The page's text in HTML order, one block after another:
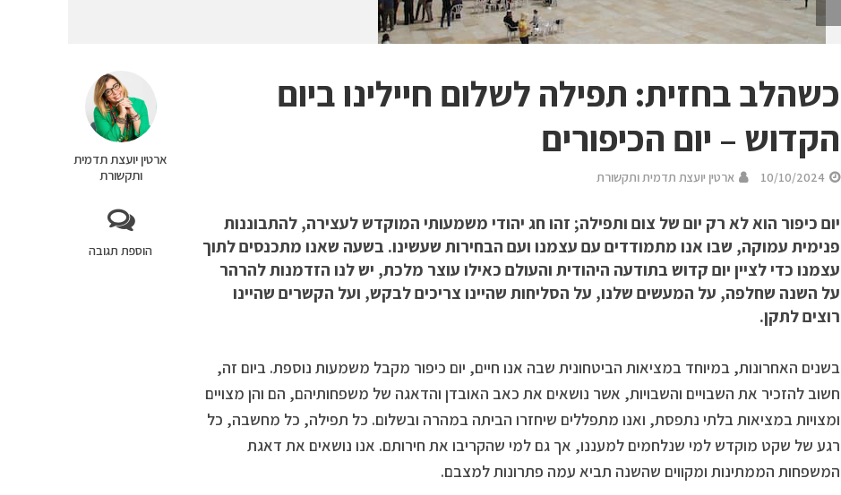
ארטין יועצת תדמית
ותקשורת
הוספת תגובה
כשהלב בחזית: תפילה לשלום חיילינו ביום
הקדוש – יום הכיפורים
10/10/2024 ארטין יועצת תדמית ותקשורת
יום כיפור הוא לא רק יום של צום ותפילה; זהו חג יהודי משמעותי המוקדש לעצירה, להתבוננות
פנימית עמוקה, שבו אנו מתמודדים עם עצמנו ועם הבחירות שעשינו. בשעה שאנו מתכנסים לתוך
עצמנו כדי לציין יום קדוש בתודעה היהודית והעולם כאילו עוצר מלכת, יש לנו הזדמנות להרהר
על השנה שחלפה, על המעשים שלנו, על הסליחות שהיינו צריכים לבקש, ועל הקשרים שהיינו
רוצים לתקן.
בשנים האחרונות, במיוחד במציאות הביטחונית שבה אנו חיים, יום כיפור מקבל משמעות נוספת. ביום זה,
חשוב להזכיר את השבויים והשבויות, אשר נושאים את כאב האובדן והדאגה של משפחותיהם, הם והן מצויים
ומצויות במציאות בלתי נתפסת, ואנו מתפללים שיחזרו הביתה במהרה ובשלום. כל תפילה, כל מחשבה, כל
רגע של שקט מוקדש למי שנלחמים למעננו, אך גם למי שהקריבו את חירותם. אנו נושאים את דאגת
המשפחות הממתינות ומקווים שהשנה תביא עמה פתרונות למצבם.